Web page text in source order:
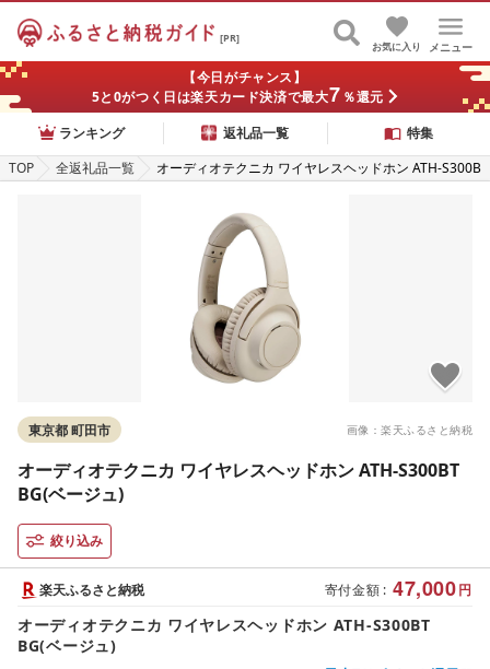
[PR]
メニュー
お気に入り
【今日がチャンス】
5と0がつく日は楽天カード決済で最大7 ％還元
ランキング
返礼品一覧
特集
TOP
全返礼品一覧
オーディオテクニカ ワイヤレスヘッドホン ATH-S300B
画像：楽天ふるさと納税
東京都 町田市
オーディオテクニカ ワイヤレスヘッドホン ATH-S300BT
BG(ベージュ)
絞り込み
寄付金額 : 47,000円
楽天ふるさと納税
オーディオテクニカ ワイヤレスヘッドホン ATH-S300BT
BG(ベージュ)